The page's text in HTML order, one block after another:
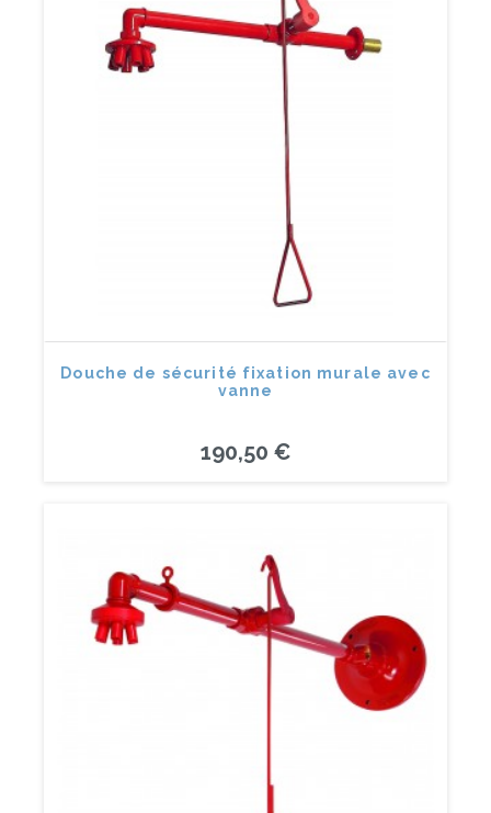
Douche de sécurité fixation murale avec
vanne
190,50 €